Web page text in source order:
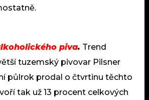
piva. Trend
tuzemský pivovar Pilsner
půlrok prodal o čtvrtinu těchto
tak už 13 procent celkových